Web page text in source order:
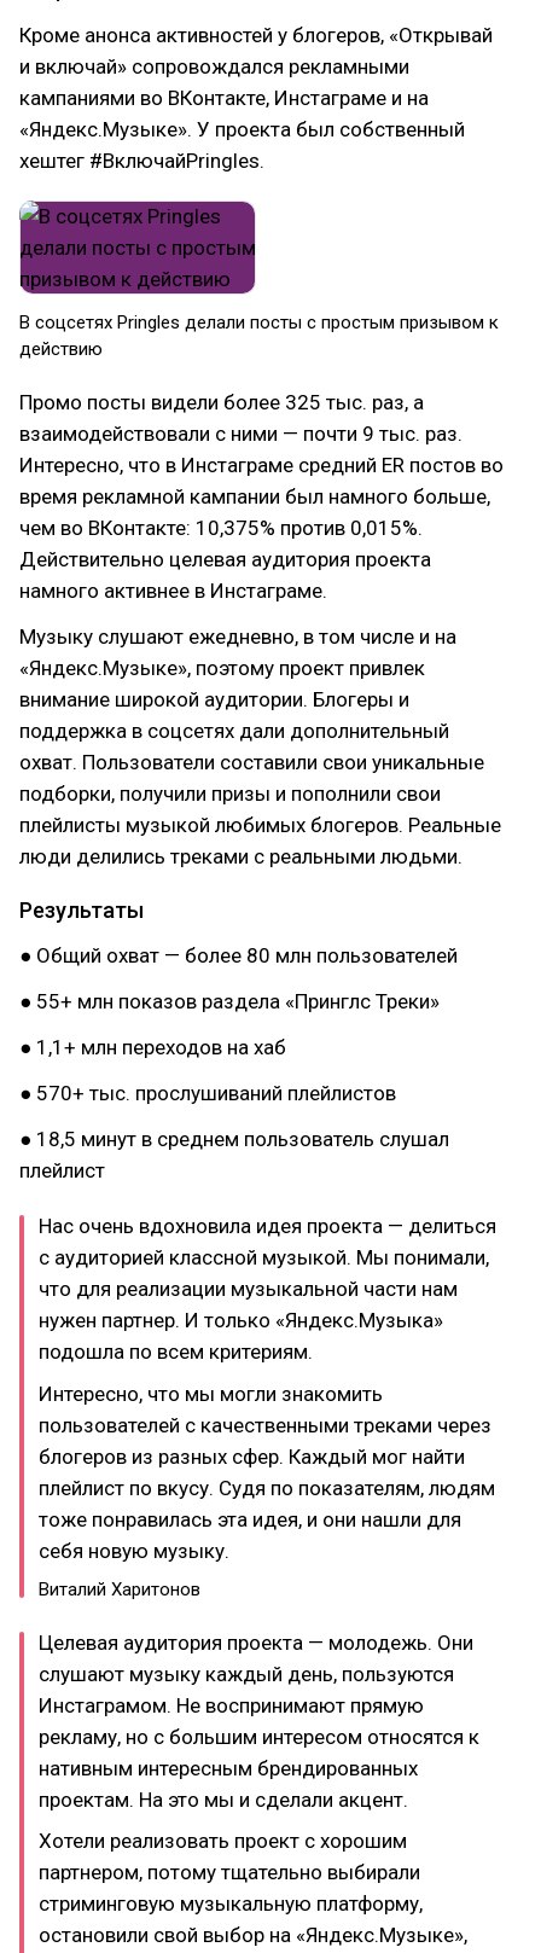
Кроме анонса активностей у блогеров, «Открывай
и включай» сопровождался рекламными
кампаниями во ВКонтакте, Инстаграме и на
«Яндекс.Музыке». У проекта был собственный
хештег #ВключайPringles.
​В соцсетях Pringles делали посты с простым призывом к
действию
Промо посты видели более 325 тыс. раз, а
взаимодействовали с ними — почти 9 тыс. раз.
Интересно, что в Инстаграме средний ER постов во
время рекламной кампании был намного больше,
чем во ВКонтакте: 10,375% против 0,015%.
Действительно целевая аудитория проекта
намного активнее в Инстаграме.
Музыку слушают ежедневно, в том числе и на
«Яндекс.Музыке», поэтому проект привлек
внимание широкой аудитории. Блогеры и
поддержка в соцсетях дали дополнительный
охват. Пользователи составили свои уникальные
подборки, получили призы и пополнили свои
плейлисты музыкой любимых блогеров. Реальные
люди делились треками с реальными людьми.
Результаты
● Общий охват — более 80 млн пользователей
● 55+ млн показов раздела «Принглс Треки»
● 1,1+ млн переходов на хаб
● 570+ тыс. прослушиваний плейлистов
● 18,5 минут в среднем пользователь слушал
плейлист
Нас очень вдохновила идея проекта — делиться
с аудиторией классной музыкой. Мы понимали,
что для реализации музыкальной части нам
нужен партнер. И только «Яндекс.Музыка»
подошла по всем критериям.
Интересно, что мы могли знакомить
пользователей с качественными треками через
блогеров из разных сфер. Каждый мог найти
плейлист по вкусу. Судя по показателям, людям
тоже понравилась эта идея, и они нашли для
себя новую музыку.
Виталий Харитонов
Целевая аудитория проекта — молодежь. Они
слушают музыку каждый день, пользуются
Инстаграмом. Не воспринимают прямую
рекламу, но с большим интересом относятся к
нативным интересным брендированных
проектам. На это мы и сделали акцент.
Хотели реализовать проект с хорошим
партнером, потому тщательно выбирали
стриминговую музыкальную платформу,
остановили свой выбор на «Яндекс.Музыке»,